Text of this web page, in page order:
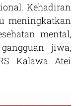
Kehadiran
meningkatkan
mental,
jiwa,
Kalawa Atei